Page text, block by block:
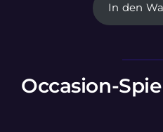
In den
Occasion-